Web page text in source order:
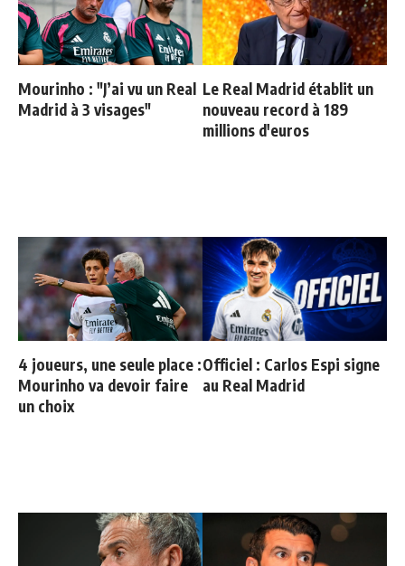
Mourinho : "J’ai vu un Real
Madrid à 3 visages"
Le Real Madrid établit un
nouveau record à 189
millions d'euros
4 joueurs, une seule place :
Mourinho va devoir faire
un choix
Officiel : Carlos Espi signe
au Real Madrid